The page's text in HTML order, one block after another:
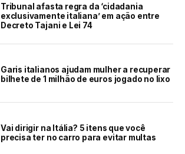
Tribunal afasta regra da ‘cidadania
exclusivamente italiana’ em ação entre
Decreto Tajani e Lei 74
Garis italianos ajudam mulher a recuperar
bilhete de 1 milhão de euros jogado no lixo
Vai dirigir na Itália? 5 itens que você
precisa ter no carro para evitar multas